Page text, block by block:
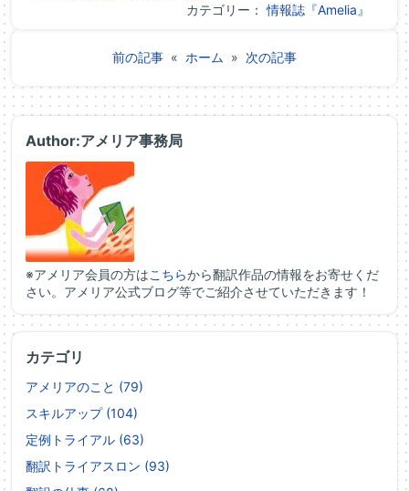
カテゴリー：情報誌『Amelia』
前の記事 « ホーム » 次の記事
Author:アメリア事務局
※アメリア会員の方はこちらから翻訳作品の情報をお寄せくだ
さい。アメリア公式ブログ等でご紹介させていただきます！
カテゴリ
アメリアのこと (79)
スキルアップ (104)
定例トライアル (63)
翻訳トライアスロン (93)